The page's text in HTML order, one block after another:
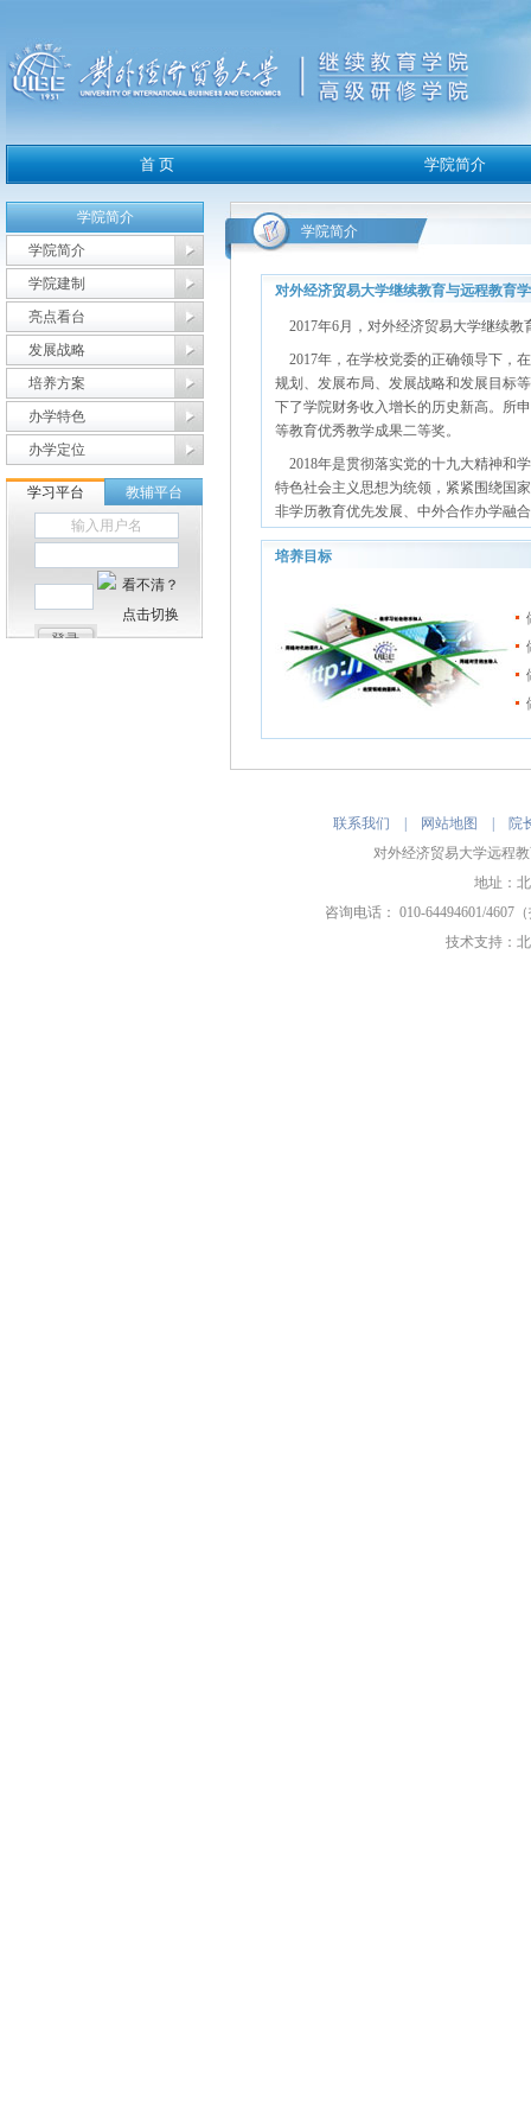
学院简介
学院简介
学院建制
亮点看台
发展战略
培养方案
办学特色
办学定位
对外经济贸易大学继续教育与远程教育
2017年6月，对外经济贸易大学继续教
2017年，在学校党委的正确领导下，
规划、发展布局、发展战略和发展目标
下了学院财务收入增长的历史新高。所
等教育优秀教学成果二等奖。
2018年是贯彻落实党的十九大精神和
特色社会主义思想为统领，紧紧围绕国
非学历教育优先发展、中外合作办学融
培养目标
学院简介